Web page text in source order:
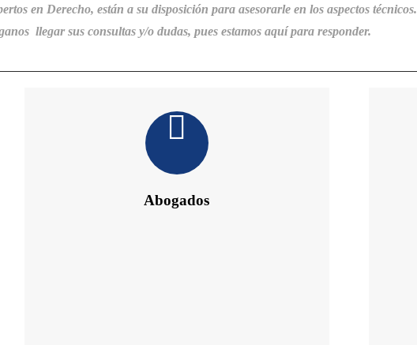
en Derecho, están a su disposiciónparaasesorarle en los aspectos técnicos.
llegar sus consultas y/o dudas, pues estamos aquí para responder.
Abogados